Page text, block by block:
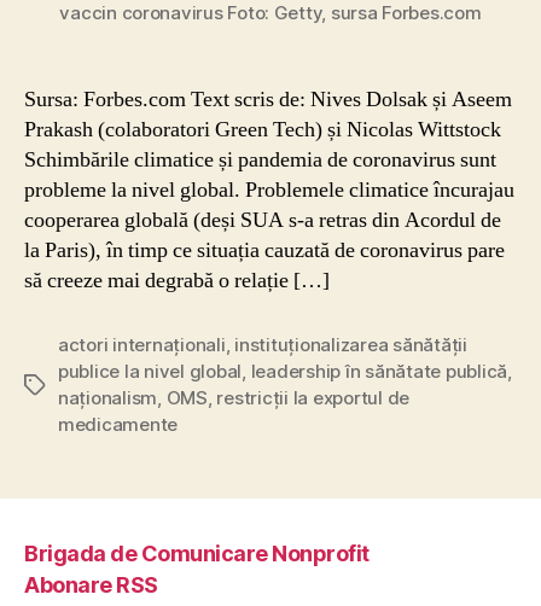
vaccin coronavirus Foto: Getty, sursa Forbes.com
Sursa: Forbes.com Text scris de: Nives Dolsak și Aseem
Prakash (colaboratori Green Tech) și Nicolas Wittstock
Schimbările climatice și pandemia de coronavirus sunt
probleme la nivel global. Problemele climatice încurajau
cooperarea globală (deși SUA s-a retras din Acordul de
la Paris), în timp ce situația cauzată de coronavirus pare
să creeze mai degrabă o relație […]
Etichete
actori internaționali, instituționalizarea sănătății
publice la nivel global, leadership în sănătate publică,
naționalism, OMS, restricții la exportul de
medicamente
Brigada de Comunicare Nonprofit
Abonare RSS